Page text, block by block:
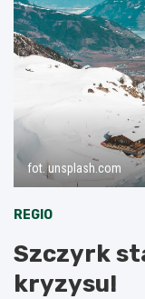
fot. unsplash.com
REGIO
Szczyrk
kryzysu!